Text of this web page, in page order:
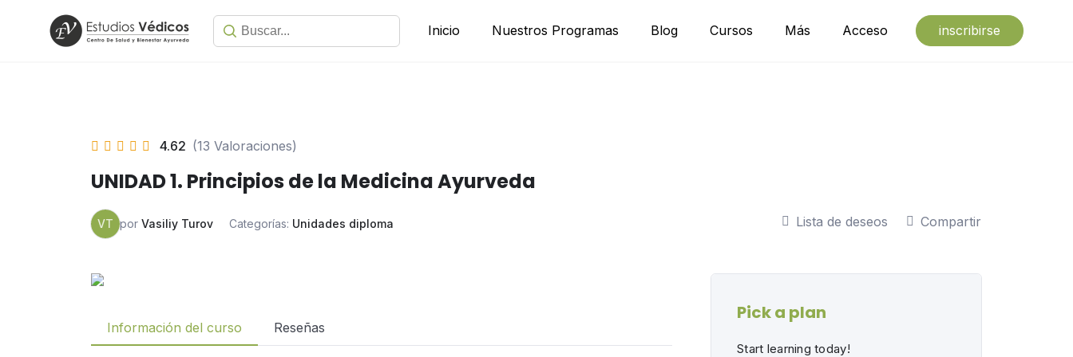
Inicio Nuestros Programas Blog Cursos Más Acceso inscribirse
4.62 (13 Valoraciones)
UNIDAD 1. Principios de la Medicina Ayurveda
VT por Vasiliy Turov Categorías: Unidades diploma Lista de deseos Compartir
Información del curso Reseñas
Pick a plan
Start learning today!